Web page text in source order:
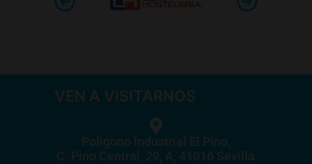
VEN A VISITARNOS
Poligono Industrial El Pino,
C. Pino Central, 29, A, 41016 Sevilla